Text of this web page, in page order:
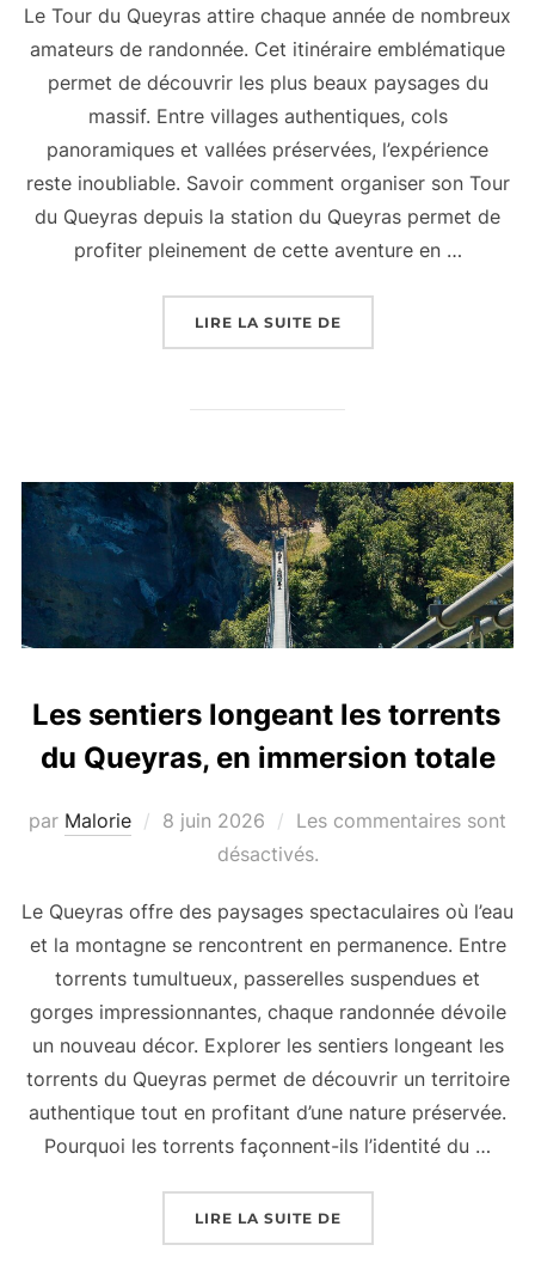
Le Tour du Queyras attire chaque année de nombreux
amateurs de randonnée. Cet itinéraire emblématique
permet de découvrir les plus beaux paysages du
massif. Entre villages authentiques, cols
panoramiques et vallées préservées, l’expérience
reste inoubliable. Savoir comment organiser son Tour
du Queyras depuis la station du Queyras permet de
profiter pleinement de cette aventure en …
LIRE LA SUITE DE
Les sentiers longeant les torrents
du Queyras, en immersion totale
par Malorie
Publié
8 juin 2026
Les commentaires sont
désactivés.
Le Queyras offre des paysages spectaculaires où l’eau
et la montagne se rencontrent en permanence. Entre
torrents tumultueux, passerelles suspendues et
gorges impressionnantes, chaque randonnée dévoile
un nouveau décor. Explorer les sentiers longeant les
torrents du Queyras permet de découvrir un territoire
authentique tout en profitant d’une nature préservée.
Pourquoi les torrents façonnent-ils l’identité du …
LIRE LA SUITE DE